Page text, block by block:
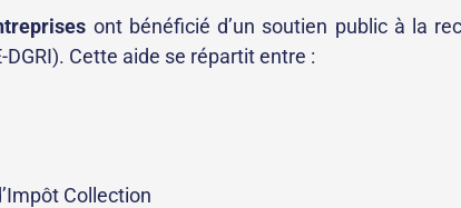
ont bénéficié d’un soutien public à la
Cette aide se répartit entre :
Collection